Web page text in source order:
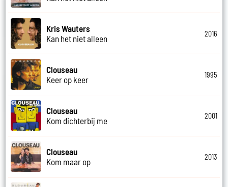
Kris Wauters
Kan het niet alleen
2016
Clouseau
Keer op keer
1995
Clouseau
Kom dichterbij me
2001
Clouseau
Kom maar op
2013